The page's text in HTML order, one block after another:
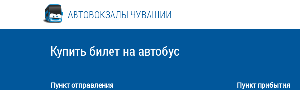
АВТОВОКЗАЛЫ ЧУВАШИИ
Купить билет на автобус
Пункт отправления Пункт прибытия